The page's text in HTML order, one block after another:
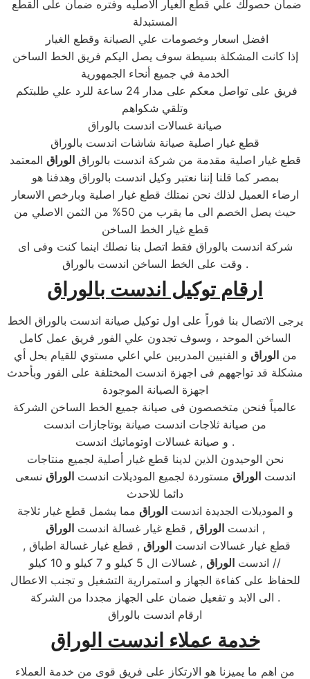
المستبدلة
افضل اسعار وخصومات علي الصيانة وقطع الغيار
إذا كانت المشكلة بسيطة سوف يصل اليكم فريق الخط الساخن
الخدمة في جميع أنحاء الجمهورية
وتلقي شكواهم
صيانة غسالات اندست بالوراق
قطع غيار اصلية صيانة شاشات اندست بالوراق
قطع غيار اصلية مقدمة من شركة اندست بالوراقالوراق المعتمد
بمصر كما قلنا إننا نعتبر وكيل اندست بالوراق وهدفنا هو
ارضاء العميل لذلك نحن نمتلك قطع غيار اصلية وبارخص الاسعار
حيث يصل الخصم الى ما يقرب من 50% من الثمن الاصلي من
قطع غيار الخط الساخن
شركة اندست بالوراق فقط اتصل بنا نصلك اينما كنت وفى اى
وقت على الخط الساخن اندست بالوراق .
ارقام توكيل اندست بالوراق
يرجى الاتصال بنا فوراً على اول توكيل صيانة اندست بالوراق الخط
الساخن الموحد ، وسوف تجدون علي الفور فريق عمل كامل
منالوراق و الفنيين المدربين علي اعلي مستوي للقيام بحل أي
مشكلة قد تواجههم فى اجهزة اندست المختلفة على الفور وبأحدث
اجهزة الصيانة الموجودة
عالمياً فنحن متخصصون فى صيانة جميع الخط الساخن الشركة
من صيانة ثلاجات اندست صيانة بوتاجازات اندست
و صيانة غسالات اوتوماتيك اندست .
نحن الوحيدون الذين لدينا قطع غيار أصلية لجميع منتاجات
اندستالوراق مستوردة لجميع الموديلات اندستالوراق نسعى
دائما للاحدث
و الموديلات الجديدة اندستالوراق مما يشمل قطع غيار ثلاجة
اندستالوراق , قطع غيار غسالة اندستالوراق
,
, قطع غيار غسالات اندست الوراق , قطع غيار غسالة اطباق
اندست الوراق
, غسالات ال 5 كيلو و 7 كيلو و 10 كيلو //
للحفاظ على كفاءة الجهاز و استمرارية التشغيل و تجنب الاعطال
الى الابد و تفعيل ضمان على الجهاز مجددا من الشركة .
ارقام اندست بالوراق
خدمة عملاء اندست الوراق
من اهم ما يميزنا هو الارتكاز على فريق قوى من خدمة العملاء